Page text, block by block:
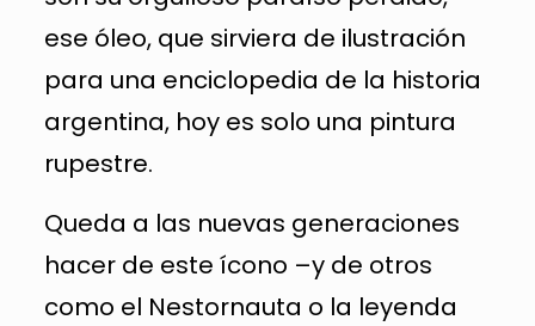
ese óleo, que sirviera de ilustración
para una enciclopedia de la historia
argentina, hoy es solo una pintura
rupestre.
Queda a las nuevas generaciones
hacer de este ícono –y de otros
como el Nestornauta o la leyenda